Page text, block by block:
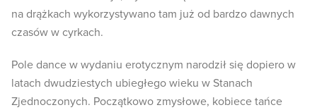
na drążkach wykorzystywano tam już od bardzo dawnych
czasów w cyrkach.
Pole dance w wydaniu erotycznym narodził się dopiero w
latach dwudziestych ubiegłego wieku w Stanach
Zjednoczonych. Początkowo zmysłowe, kobiece tańce